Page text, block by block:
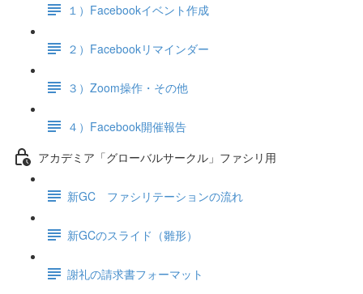
１）Facebookイベント作成
２）Facebookリマインダー
３）Zoom操作・その他
４）Facebook開催報告
アカデミア「グローバルサークル」ファシリ用
新GC ファシリテーションの流れ
新GCのスライド（雛形）
謝礼の請求書フォーマット